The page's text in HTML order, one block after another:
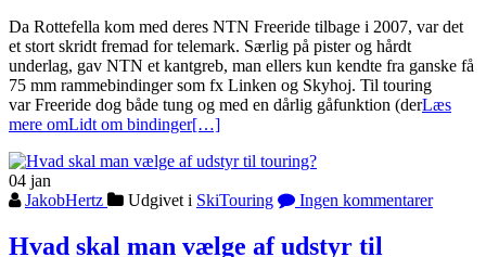
Da Rottefella kom med deres NTN Freeride tilbage i 2007, var det
et stort skridt fremad for telemark. Særlig på pister og hårdt
underlag, gav NTN et kantgreb, man ellers kun kendte fra ganske få
75 mm rammebindinger som fx Linken og Skyhoj. Til touring
var Freeride dog både tung og med en dårlig gåfunktion (derLæs
mere omLidt om bindinger[…]
04 jan
JakobHertz
Udgivet i SkiTouring Ingen kommentarer
Hvad skal man vælge af udstyr til